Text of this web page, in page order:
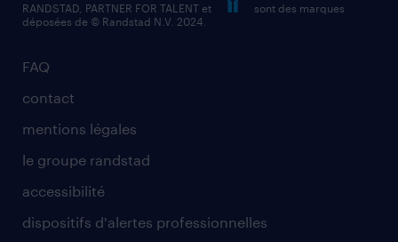
FAQ
contact
mentions légales
le groupe randstad
accessibilité
dispositifs d'alertes professionnelles
RANDSTAD, PARTNER FOR TALENT et
sont des marques
déposées de © Randstad N.V. 2024.